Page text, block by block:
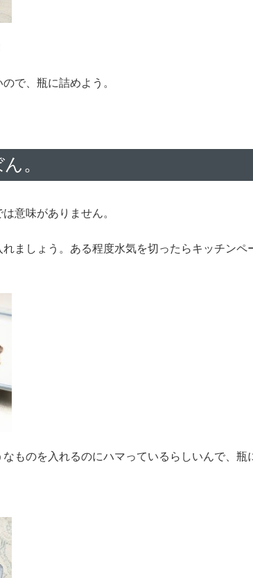
で、瓶に詰めよう。
。
意味がありません。
ましょう。ある程度水気を切ったらキッチン
ものを入れるのにハマっているらしいんで、瓶